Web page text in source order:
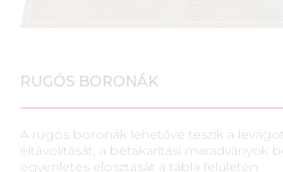
RUGÓS BORONÁK
A rugós boronák lehetővé teszik a
eltávolítását, a betakarítási maradványok
egyenletes elosztását a tábla felületén.